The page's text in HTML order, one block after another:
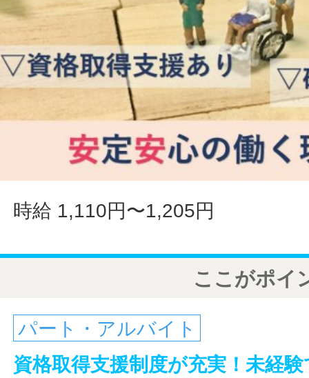
時給 1,110円〜1,205円
ここがポイ
パート・アルバイト
資格取得支援制度が充実！未経